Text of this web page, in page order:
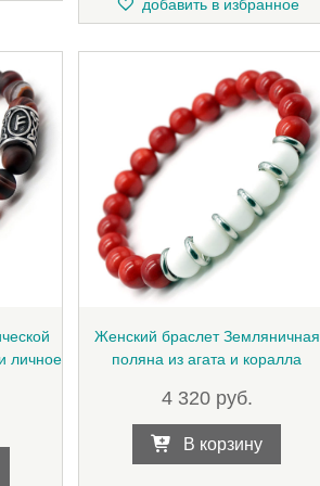
добавить в избранное
личное
Женский браслет Земляничная
поляна из агата и коралла
4 320 руб.
В корзину